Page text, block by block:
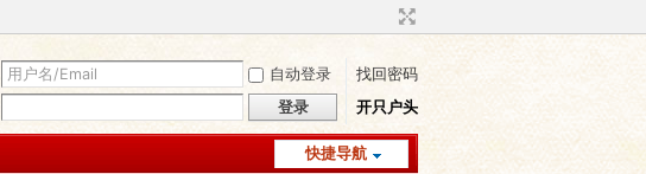
自动登录
找回密码
登录 开只户头
快捷导航